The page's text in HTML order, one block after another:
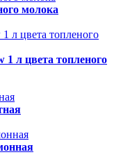
молока
л цвета топленого